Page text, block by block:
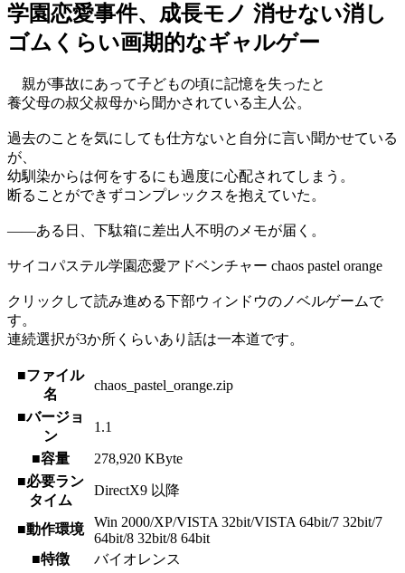
学園恋愛事件、成長モノ 消せない消し
ゴムくらい画期的なギャルゲー
親が事故にあって子どもの頃に記憶を失ったと
養父母の叔父叔母から聞かされている主人公。
過去のことを気にしても仕方ないと自分に言い聞かせている
が、
幼馴染からは何をするにも過度に心配されてしまう。
断ることができずコンプレックスを抱えていた。
――ある日、下駄箱に差出人不明のメモが届く。
サイコパステル学園恋愛アドベンチャー chaos pastel orange
クリックして読み進める下部ウィンドウのノベルゲームで
す。
連続選択が3か所くらいあり話は一本道です。
■ファイル
名
chaos_pastel_orange.zip
■バージョ
ン
1.1
■容量
278,920 KByte
■必要ラン
タイム
DirectX9 以降
■動作環境
Win 2000/XP/VISTA 32bit/VISTA 64bit/7 32bit/7
64bit/8 32bit/8 64bit
■特徴
バイオレンス